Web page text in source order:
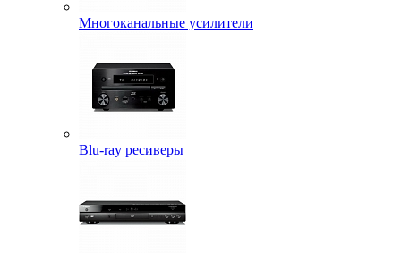
Многоканальные усилители
Blu-ray ресиверы